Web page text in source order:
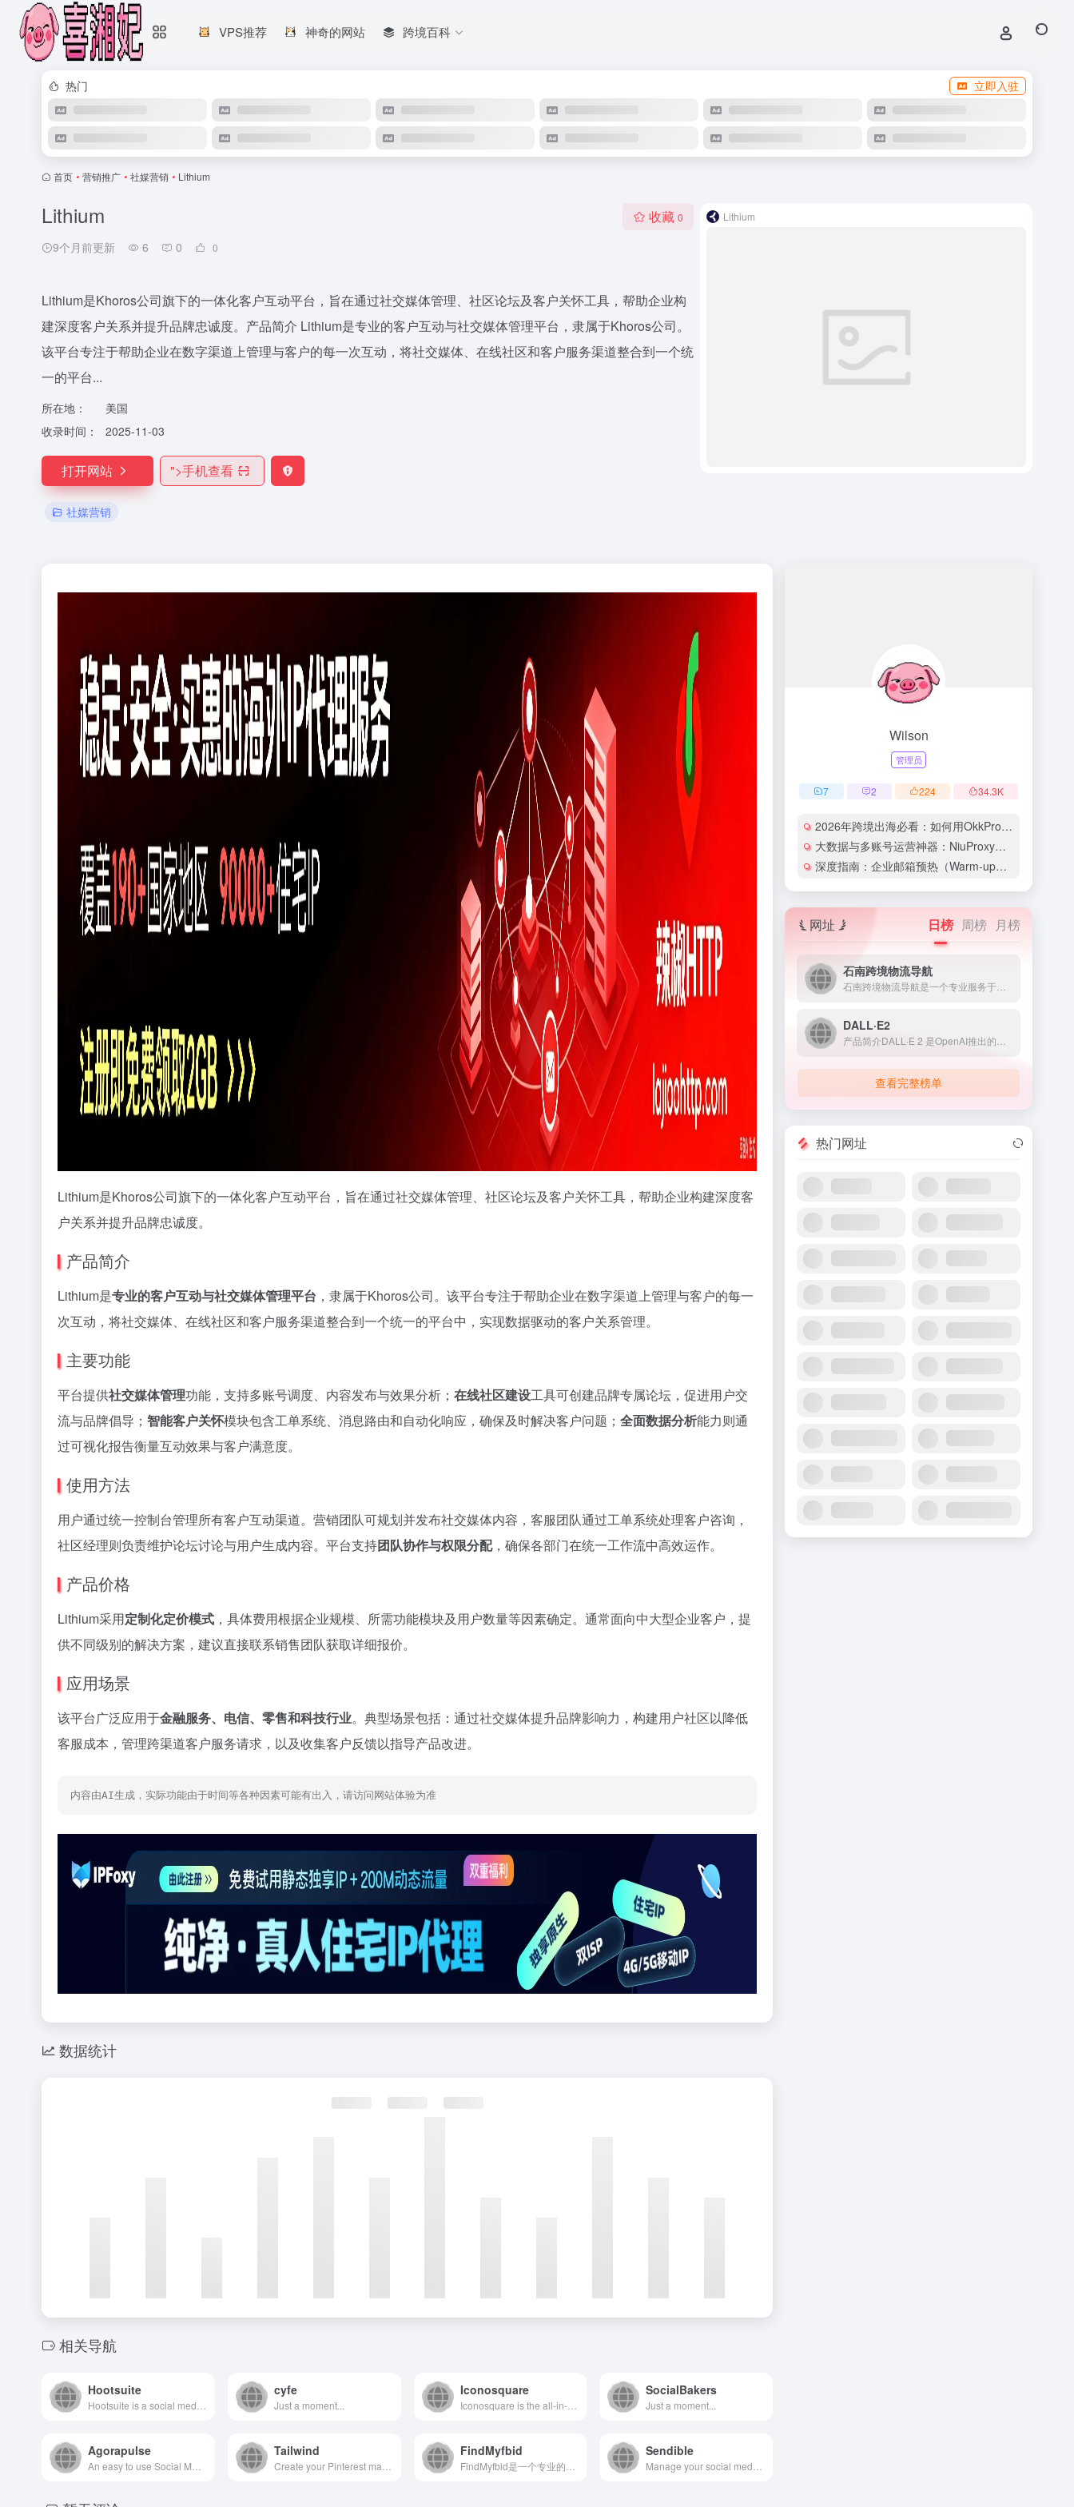
VPS推荐 神奇的网站 跨境百科
热门 立即入驻
首页 • 营销推广 • 社媒营销 • Lithium
Lithium
9个月前更新 6 0 0
收藏 0
Lithium是Khoros公司旗下的一体化客户互动平台，旨在通过社交媒体管理、社区论坛及客户关怀工具，帮助企业构
建深度客户关系并提升品牌忠诚度。产品简介 Lithium是专业的客户互动与社交媒体管理平台，隶属于Khoros公司。
该平台专注于帮助企业在数字渠道上管理与客户的每一次互动，将社交媒体、在线社区和客户服务渠道整合到一个统
一的平台...
所在地：
美国
收录时间：
2025-11-03
打开网站 ">手机查看
社媒营销
Lithium
Lithium是Khoros公司旗下的一体化客户互动平台，旨在通过社交媒体管理、社区论坛及客户关怀工具，帮助企业构建深度客
户关系并提升品牌忠诚度。
产品简介
Lithium是专业的客户互动与社交媒体管理平台 ，隶属于Khoros公司。该平台专注于帮助企业在数字渠道上管理与客户的每一
次互动，将社交媒体、在线社区和客户服务渠道整合到一个统一的平台中，实现数据驱动的客户关系管理。
主要功能
平台提供社交媒体管理功能，支持多账号调度、内容发布与效果分析； 在线社区建设工具可创建品牌专属论坛，促进用户交
流与品牌倡导； 智能客户关怀模块包含工单系统、消息路由和自动化响应，确保及时解决客户问题； 全面数据分析能力则通
过可视化报告衡量互动效果与客户满意度。
使用方法
用户通过统一控制台管理所有客户互动渠道。营销团队可规划并发布社交媒体内容，客服团队通过工单系统处理客户咨询，
社区经理则负责维护论坛讨论与用户生成内容。平台支持团队协作与权限分配，确保各部门在统一工作流中高效运作。
产品价格
Lithium采用定制化定价模式 ，具体费用根据企业规模、所需功能模块及用户数量等因素确定。通常面向中大型企业客户，提
供不同级别的解决方案，建议直接联系销售团队获取详细报价。
应用场景
该平台广泛应用于金融服务、电信、零售和科技行业。典型场景包括：通过社交媒体提升品牌影响力，构建用户社区以降低
客服成本，管理跨渠道客户服务请求，以及收集客户反馈以指导产品改进。
内容由AI生成，实际功能由于时间等各种因素可能有出入，请访问网站体验为准
数据统计
相关导航
Hootsuite cyfe
Just a moment...
Iconosquare
Iconosquare is the all-in-one platform for social media managers. Enhance your workflow with analytics, scheduling, and listening tools. Start your free trial!
SocialBakers
Just a moment...
Agorapulse Tailwind FindMyfbid Sendible
Wilson
管理员
7 2 224 34.3K
2026年跨境出海必看：如何用OkkProxy彻底解决网络延迟与IP被封难题？
大数据与多账号运营神器：NiuProxy助力跨境工作室业务高效爆单！
深度指南：企业邮箱预热（Warm-up）的详细技巧与实操策略（含配图）
网址 日榜 周榜 月榜
石南跨境物流导航
DALL·E2
查看完整榜单
热门网址